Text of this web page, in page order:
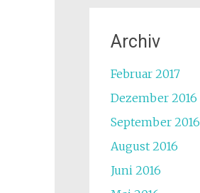
Archiv
Februar 2017
Dezember 2016
September 2016
August 2016
Juni 2016